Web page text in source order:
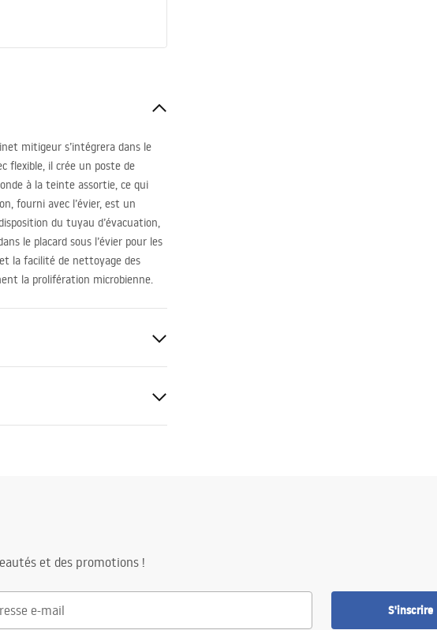
mitigeur s’intégrera dans le
flexible, il crée un poste de
à la teinte assortie, ce qui
fourni avec l’évier, est un
du tuyau d’évacuation,
le placard sous l’évier pour les
la facilité de nettoyage des
la prolifération microbienne.
siphon filtre, crochets de
, steel-silicon mat, bamboo
et des promotions !
S'inscrire